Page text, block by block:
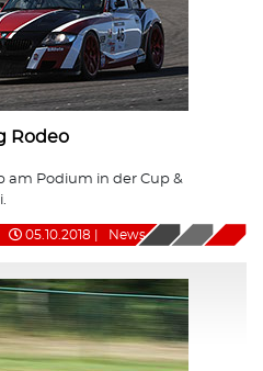
Rodeo
Podium in der Cup &
05.10.2018 News